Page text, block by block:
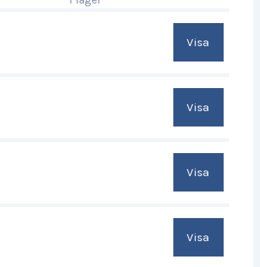
Visa
Visa
Visa
Visa